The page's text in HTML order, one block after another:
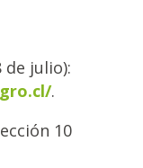
de julio):
.
10